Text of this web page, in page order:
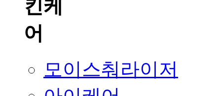
모이스춰라이저